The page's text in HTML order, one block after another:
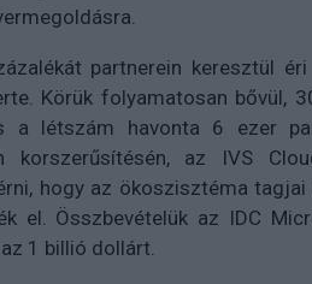
partnerein keresztül
Körük folyamatosan bővül,
a létszám havonta 6 ezer
korszerűsítésén, az IVS
hogy az ökoszisztéma
el. Összbevételük az IDC
1 billió dollárt.